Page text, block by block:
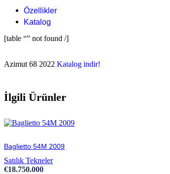
Özellikler
Katalog
[table “” not found /]
Azimut 68 2022 Katalog indir!
İlgili Ürünler
Baglietto 54M 2009
Satılık Tekneler
€18.750.000